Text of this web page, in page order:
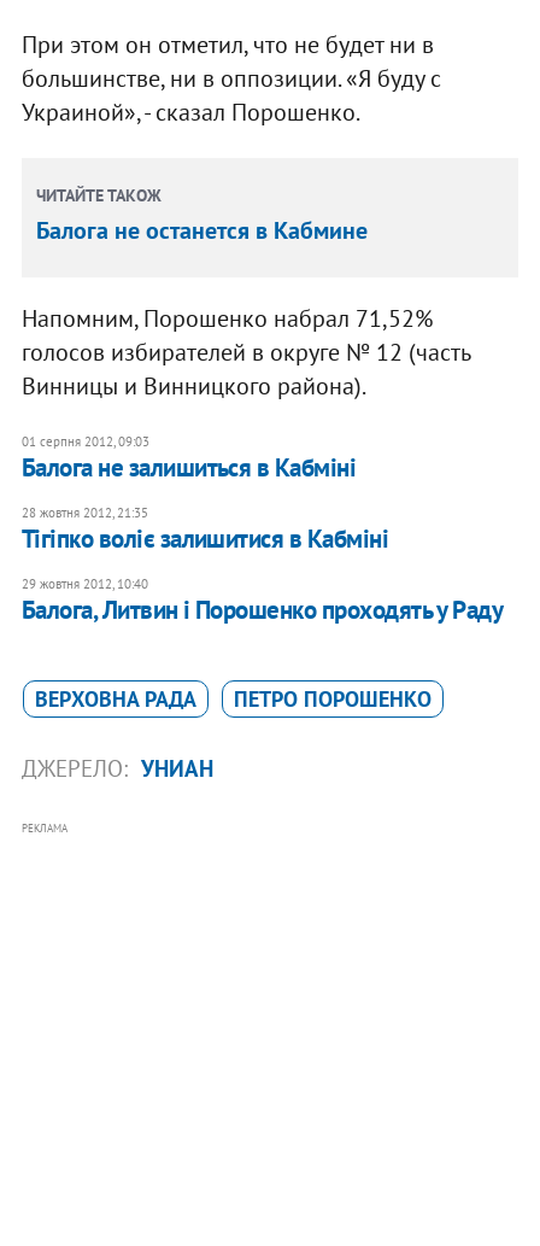
При этом он отметил, что не будет ни в
большинстве, ни в оппозиции. «Я буду с
Украиной», - сказал Порошенко.
ЧИТАЙТЕ ТАКОЖ
Балога не останется в Кабмине
Напомним, Порошенко набрал 71,52%
голосов избирателей в округе № 12 (часть
Винницы и Винницкого района).
01 серпня 2012, 09:03
Балога не залишиться в Кабміні
28 жовтня 2012, 21:35
Тігіпко воліє залишитися в Кабміні
29 жовтня 2012, 10:40
Балога, Литвин і Порошенко проходять у Раду
ВЕРХОВНА РАДА ПЕТРО ПОРОШЕНКО
ДЖЕРЕЛО: УНИАН
РЕКЛАМА